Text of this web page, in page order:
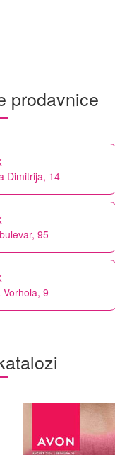
prodavnice
Dimitrija, 14
95
9